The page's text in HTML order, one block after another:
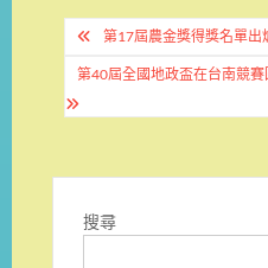
文
章
導
第17屆農金獎得獎名單出
第40屆全國地政盃在台南競
搜尋